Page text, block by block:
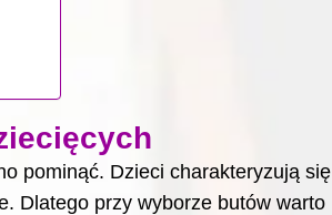
pominąć. Dzieci charakteryzują się
Dlatego przy wyborze butów warto